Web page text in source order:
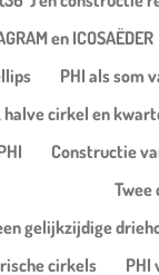
en ICOSAËDER
PHI als som
halve cirkel en
Constructie
Twee
gelijkzijdige
cirkels
PHI